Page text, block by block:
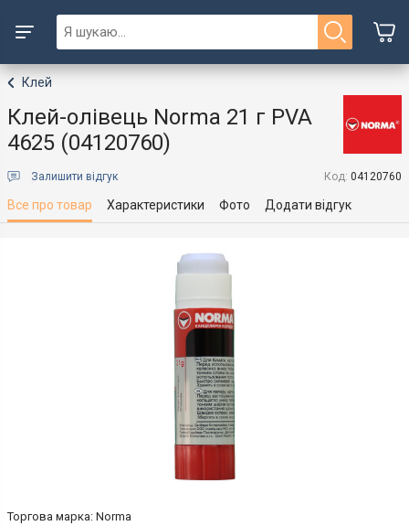
Клей
Клей-олівець Norma 21 г PVA
4625 (04120760)
Залишити відгук Код: 04120760
Все про товар Характеристики Фото Додати відгук
Торгова марка: Norma